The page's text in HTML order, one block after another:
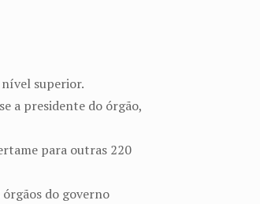
nível superior.
a presidente do órgão,
para outras 220
do governo